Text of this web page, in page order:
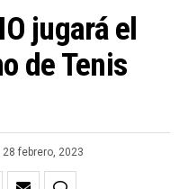
jugará el
de Tenis
28 febrero, 2023